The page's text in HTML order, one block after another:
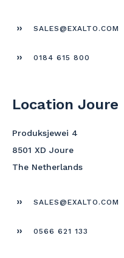
SALES@EXALTO.COM
0184 615 800
Location Joure
Produksjewei 4
8501 XD Joure
The Netherlands
SALES@EXALTO.COM
0566 621 133